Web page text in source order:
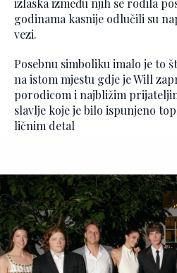
izlaska između njih se rodila
godinama kasnije odlučili su
vezi.
Posebnu simboliku imalo je to
na istom mjestu gdje je Will
porodicom i najbližim
slavlje koje je bilo ispunjeno
ličnim detal